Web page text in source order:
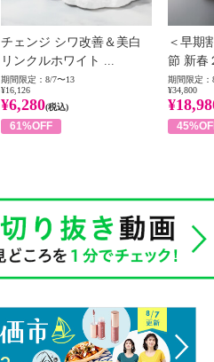
チェンジ シワ改善＆美白
リンクルホワイト ...
期間限定：8/7〜13
¥16,126
¥6,280(税込)
61%OFF
＜早期
節 新春
期間限定：
¥34,800